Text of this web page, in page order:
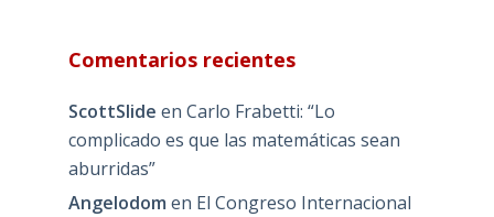
Comentarios recientes
ScottSlide en Carlo Frabetti: “Lo
complicado es que las matemáticas sean
aburridas”
Angelodom en El Congreso Internacional